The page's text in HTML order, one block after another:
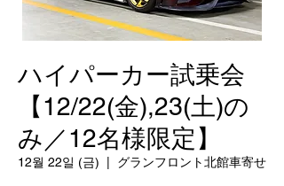
ハイパーカー試乗会
【12/22(金),23(土)の
み／12名様限定】
12월 22일 (금) グランフロント北館車寄せ